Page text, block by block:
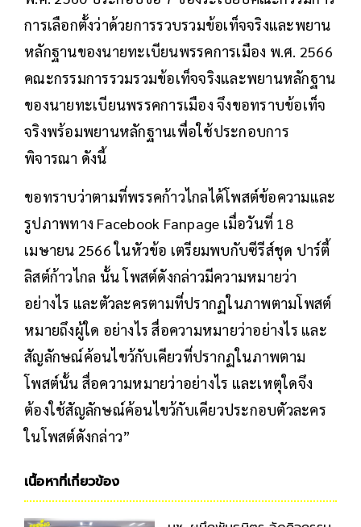
การเลือกตั้งว่าด้วยการรวบรวมข้อเท็จจริงและพยาน
หลักฐานของนายทะเบียนพรรคการเมือง พ.ศ. 2566
คณะกรรมการรวมรวมข้อเท็จจริงและพยานหลักฐาน
ของนายทะเบียนพรรคการเมือง จึงขอทราบข้อเท็จ
จริงพร้อมพยานหลักฐานเพื่อใช้ประกอบการ
พิจารณา ดังนี้
ขอทราบว่าตามที่พรรคก้าวไกลได้โพสต์ข้อความและ
รูปภาพทาง Facebook Fanpage เมื่อวันที่ 18
เมษายน 2566 ในหัวข้อ เตรียมพบกับซีรีส์ชุด ปาร์ตี้
ลิสต์ก้าวไกล นั้น โพสต์ดังกล่าวมีความหมายว่า
อย่างไร และตัวละครตามที่ปรากฏในภาพตามโพสต์
หมายถึงผู้ใด อย่างไร สื่อความหมายว่าอย่างไร และ
สัญลักษณ์ค้อนไขว้กับเคียวที่ปรากฏในภาพตาม
โพสต์นั้น สื่อความหมายว่าอย่างไร และเหตุใดจึง
ต้องใช้สัญลักษณ์ค้อนไขว้กับเคียวประกอบตัวละคร
ในโพสต์ดังกล่าว”
เนื้อหาที่เกี่ยวข้อง